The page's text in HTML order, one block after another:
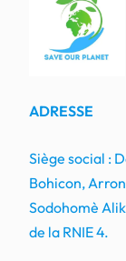
ADRESSE
Siège social :
Bohicon,
Sodohomè
de la RNIE 4.